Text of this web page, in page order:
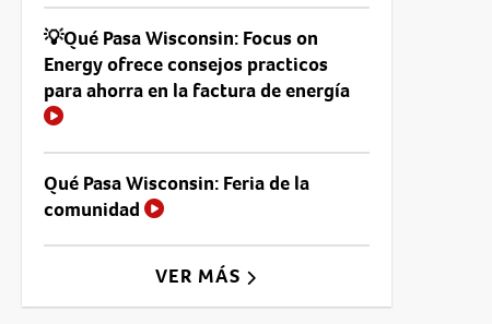
💡Qué Pasa Wisconsin: Focus on
Energy ofrece consejos practicos
para ahorra en la factura de energía
Qué Pasa Wisconsin: Feria de la
comunidad
VER MÁS